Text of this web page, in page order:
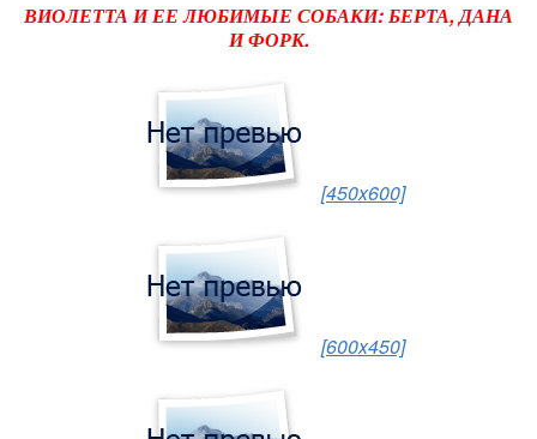
ВИОЛЕТТА И ЕЕ ЛЮБИМЫЕ СОБАКИ: БЕРТА, ДАНА
И ФОРК.
[450x600]
[600x450]